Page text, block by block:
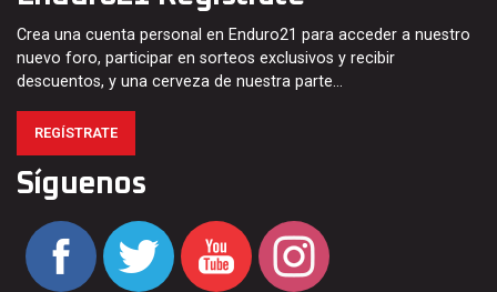
Crea una cuenta personal en Enduro21 para acceder a nuestro
nuevo foro, participar en sorteos exclusivos y recibir
descuentos, y una cerveza de nuestra parte…
REGÍSTRATE
Síguenos